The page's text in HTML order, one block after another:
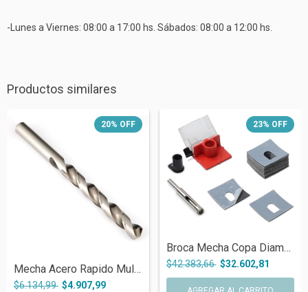
-Lunes a Viernes: 08:00 a 17:00 hs. Sábados: 08:00 a 12:00 hs.
Productos similares
20% OFF
Mecha Acero Rapido Multiuso Madera Metal...
$6.134,99 $4.907,99
23% OFF
Broca Mecha Copa Diamantada 10 Mm Rubi E...
$42.383,66 $32.602,81